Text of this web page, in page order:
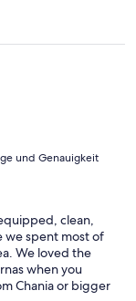
und Genauigkeit
clean,
we spent most of
We loved the
when you
Chania or bigger